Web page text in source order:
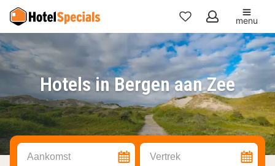
Mijn
favorieten
menu
Hotels in Bergen aan Zee
Aankomst Vertrek